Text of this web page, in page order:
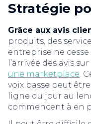
Stratégie
Grâce aux avis
produits, des
entreprise ne
l’arrivée des avis
une marketplace.
voix basse peut
ligne du jour au
commencent à en